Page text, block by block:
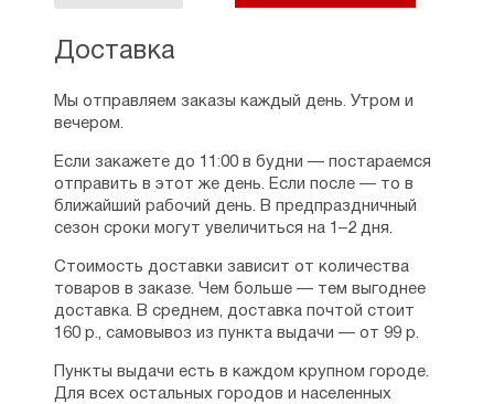
Доставка
Мы отправляем заказы каждый день. Утром и
вечером.
Если закажете до 11:00 в будни — постараемся
отправить в этот же день. Если после — то в
ближайший рабочий день. В предпраздничный
сезон сроки могут увеличиться на 1–2 дня.
Стоимость доставки зависит от количества
товаров в заказе. Чем больше — тем выгоднее
доставка. В среднем, доставка почтой стоит
160 р., самовывоз из пункта выдачи — от 99 р.
Пункты выдачи есть в каждом крупном городе.
Для всех остальных городов и населенных